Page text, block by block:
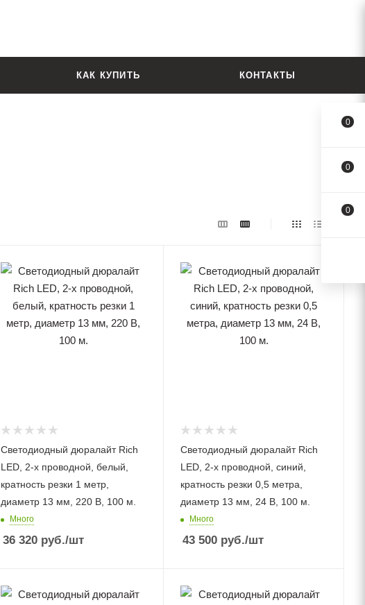
КАК КУПИТЬ КОНТАКТЫ
Светодиодный дюралайт Rich
LED, 2-х проводной, белый,
кратность резки 1 метр,
диаметр 13 мм, 220 В, 100 м.
Много
36 320руб./шт
Светодиодный дюралайт Rich
LED, 2-х проводной, синий,
кратность резки 0,5 метра,
диаметр 13 мм, 24 В, 100 м.
Много
43 500 руб./шт
0
0
0